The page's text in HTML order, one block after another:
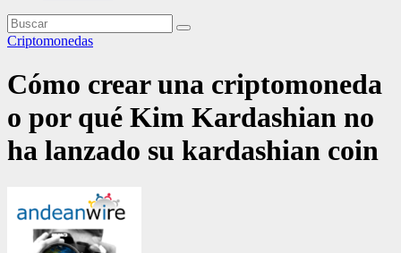
Criptomonedas
Cómo crear una criptomoneda
o por qué Kim Kardashian no
ha lanzado su kardashian coin